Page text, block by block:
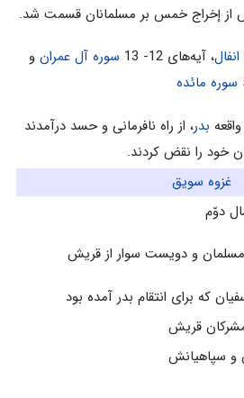
از إخراج خمس بر مسلمانان قسمت شد.
، آيه‌هاى 12- 13 سوره آل عمران و
سوره مائده‌‌
بدر، از راه نافرمانى و حسد درآمدند
خود را نقض كردند.
غزوه سويق‌
دوّم‌
و دويست سوار از قريش‌
که برای انتقام بدر آمده بود
قریش
و سپاهیانش